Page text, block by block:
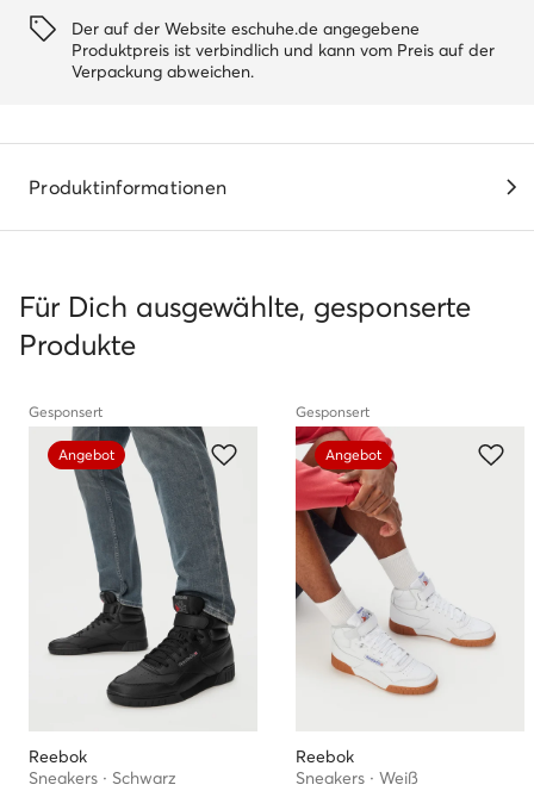
Der auf der Website eschuhe.de angegebene
Produktpreis ist verbindlich und kann vom Preis auf der
Verpackung abweichen.
Produktinformationen
Für Dich ausgewählte, gesponserte
Produkte
Gesponsert
Angebot
Reebok
Sneakers · Schwarz
Gesponsert
Angebot
Reebok
Sneakers · Weiß